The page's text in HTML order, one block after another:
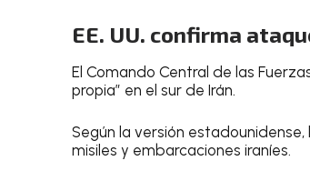
EE. UU. confirma
El Comando Central de las
propia” en el sur de Irán.
Según la versión
misiles y embarcaciones iraníes.